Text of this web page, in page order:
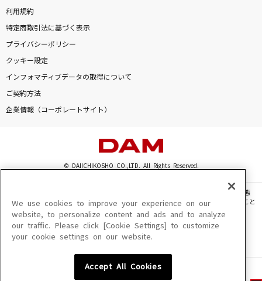
利用規約
特定商取引法に基づく表示
プライバシーポリシー
クッキー設定
インフォマティブデータの取得について
ご契約方法
企業情報（コーポレートサイト）
© DAIICHIKOSHO CO.,LTD. All Rights Reserved.
このサイトに掲載されている一切の文章・画像・写真・動画・音声等を、手段や形態
を問わず、著作権法の定める範囲を超えて無断で複製、転載、ファイル化などすること
を禁じます。
楽曲及びコンテンツは、機種によりご利用いただけない場合があります。
楽曲及びコンテンツの配信日、配信内容が変更になる場合があります。
We use cookies to improve your experience on our
website, to personalize content and ads and to analyze
our traffic. Please click [Cookie Settings] to customize
your cookie settings on our website.
Accept All Cookies